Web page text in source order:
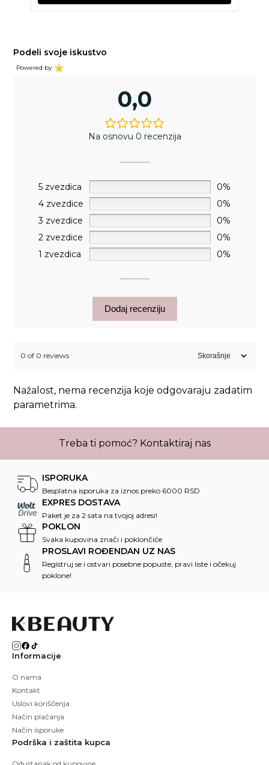
Podeli svoje iskustvo
Powered by
0,0
Na osnovu 0 recenzija
5 zvezdica
0%
4 zvezdice
0%
3 zvezdice
0%
2 zvezdice
0%
1 zvezdica
0%
Dodaj recenziju
0 of 0 reviews
Nažalost, nema recenzija koje odgovaraju zadatim
parametrima.
Treba ti pomoć? Kontaktiraj nas
ISPORUKA
Besplatna isporuka za iznos preko 6000 RSD
EXPRES DOSTAVA
Paket je za 2 sata na tvojoj adresi!
POKLON
Svaka kupovina znači i poklončiće
PROSLAVI ROĐENDAN UZ NAS
Registruj se i ostvari posebne popuste, pravi liste i očekuj
poklone!
Informacije
O nama
Kontakt
Uslovi koriščenja
Način plaćanja
Način isporuke
Podrška i zaštita kupca